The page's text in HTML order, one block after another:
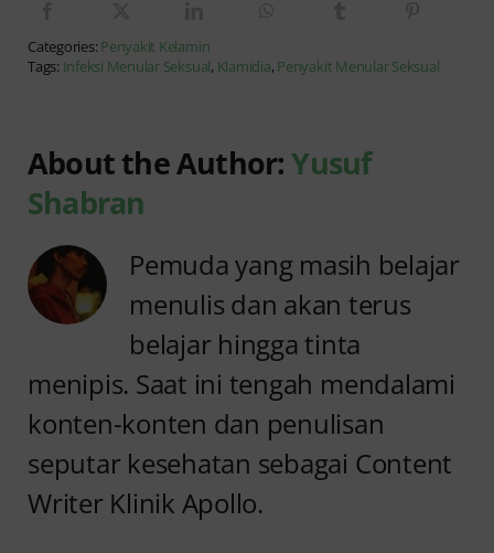
Categories: Penyakit Kelamin
Tags: Infeksi Menular Seksual, Klamidia, Penyakit Menular Seksual
About the Author:Yusuf
Shabran
Pemuda yang masih belajar
menulis dan akan terus
belajar hingga tinta
menipis. Saat ini tengah mendalami
konten-konten dan penulisan
seputar kesehatan sebagai Content
Writer Klinik Apollo.